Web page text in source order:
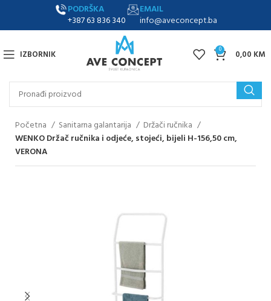
PODRŠKA
+387 63 836 340
EMAIL
info@aveconcept.ba
IZBORNIK 0 0,00 KM
Početna Sanitarna galantarija
Držači ručnika
WENKO Držač ručnika i odjeće, stojeći, bijeli H-156,50 cm,
VERONA